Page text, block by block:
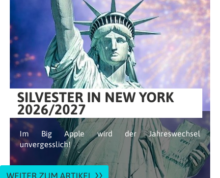
SILVESTER IN NEW YORK
2026/2027
Im Big Apple wird der Jahreswechsel
unvergesslich!